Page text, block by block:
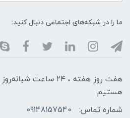
ما را در شبکه‌های اجتماعی دنبال کنید:
هفت روز هفته ، ۲۴ ساعت
هستیم
شماره تماس:
09148157540